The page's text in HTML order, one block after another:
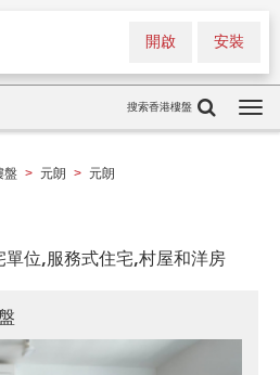
安裝
開啟
搜索香港樓盤
盤 > 元朗 > 元朗
位,服務式住宅,村屋和洋房